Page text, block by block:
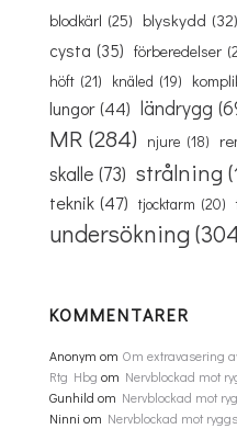
blodkärl (25) blyskydd (32)
cysta (35) förberedelser
höft (21) knäled (19)
lungor (44) ländrygg
MR (284) njure (18)
skalle (73) strålning
teknik (47) tjocktarm (20)
undersökning
KOMMENTARER
Anonym om Om extravasering
Rtg Hbg om Nervblockad mot
Gunhild om Nervblockad mot
Ninni om Nervblockad mot